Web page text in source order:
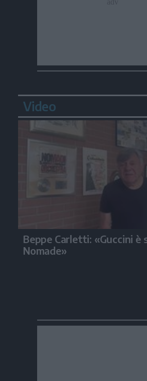
Video
Beppe Carletti: «Guccini è
Nomade»